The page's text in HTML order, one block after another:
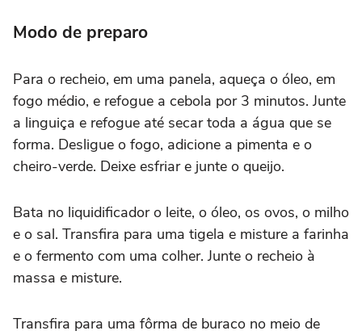
Modo de preparo
Para o recheio, em uma panela, aqueça o óleo, em
fogo médio, e refogue a cebola por 3 minutos. Junte
a linguiça e refogue até secar toda a água que se
forma. Desligue o fogo, adicione a pimenta e o
cheiro-verde. Deixe esfriar e junte o queijo.
Bata no liquidificador o leite, o óleo, os ovos, o milho
e o sal. Transfira para uma tigela e misture a farinha
e o fermento com uma colher. Junte o recheio à
massa e misture.
Transfira para uma fôrma de buraco no meio de